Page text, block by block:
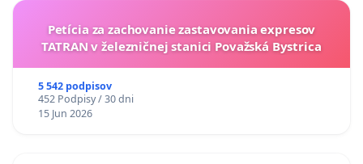
Petícia za zachovanie zastavovania expresov
TATRAN v železničnej stanici Považská Bystrica
5 542 podpisov
452 Podpisy / 30 dni
15 Jun 2026